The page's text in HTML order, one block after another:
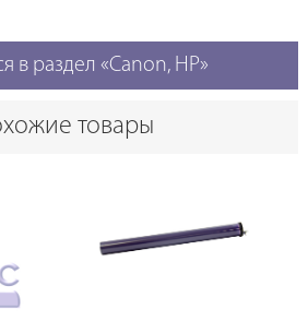
в раздел «Canon, HP»
товары